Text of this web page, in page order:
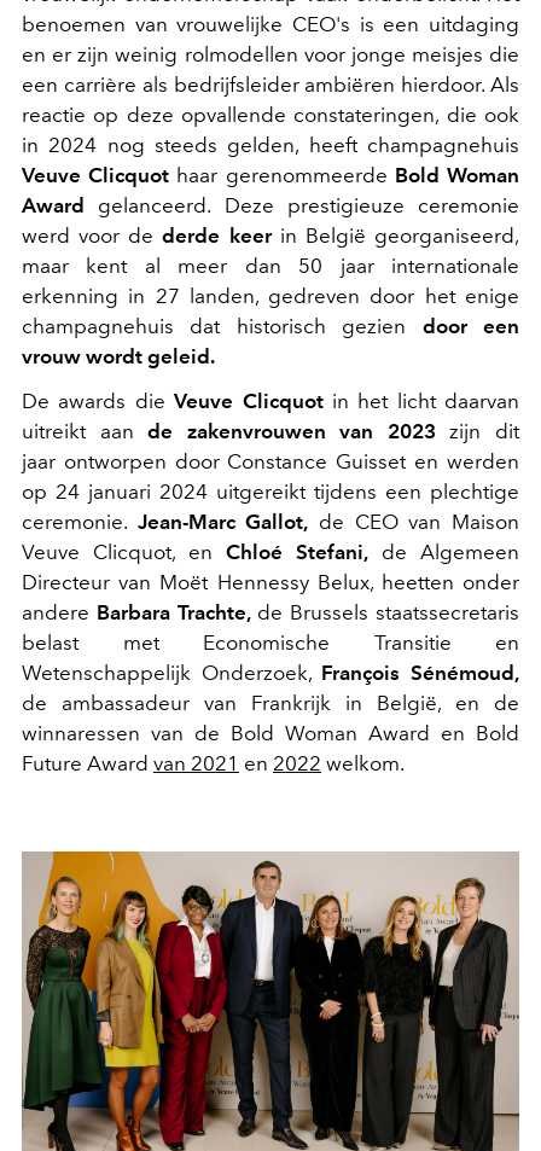
benoemen van vrouwelijke CEO's is een uitdaging
en er zijn weinig rolmodellen voor jonge meisjes die
een carrière als bedrijfsleider ambiëren hierdoor. Als
reactie op deze opvallende constateringen, die ook
in 2024 nog steeds gelden, heeft champagnehuis
Veuve Clicquot haar gerenommeerde Bold Woman
Award
gelanceerd. Deze prestigieuze ceremonie
werd voor dederde keerin België georganiseerd,
maar kent al meer dan 50 jaar internationale
erkenning in 27 landen, gedreven door het enige
champagnehuis dat historisch gezien door een
vrouw wordt geleid.
De awards dieVeuve Clicquot in het licht daarvan
uitreikt aande zakenvrouwen van 2023zijn dit
jaar ontworpen door Constance Guisset en werden
op 24 januari 2024 uitgereikt tijdens een plechtige
ceremonie. Jean-Marc Gallot, de CEO van Maison
Veuve Clicquot, en Chloé Stefani, de Algemeen
Directeur van Moët Hennessy Belux, heetten onder
andere Barbara Trachte,de Brussels staatssecretaris
belast met Economische Transitie en
Wetenschappelijk Onderzoek, François Sénémoud,
de ambassadeur van Frankrijk in België, en de
winnaressen van de Bold Woman Award en Bold
Future Award van 2021 en 2022 welkom.